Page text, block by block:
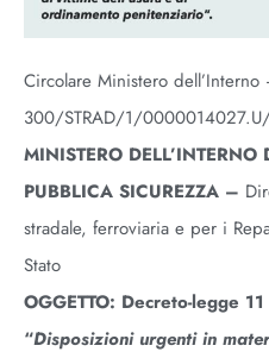
Circolare Ministero dell’Interno
300/STRAD/1/
MINISTERO DELL’INTERNO
PUBBLICA SICUREZZA –
stradale, ferroviaria e per i
Stato
OGGETTO: Decreto-legge
“Disposizioni urgenti in